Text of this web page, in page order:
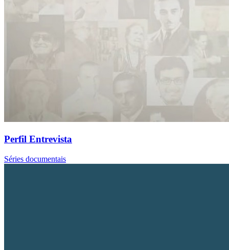
Perfil Entrevista
Séries documentais